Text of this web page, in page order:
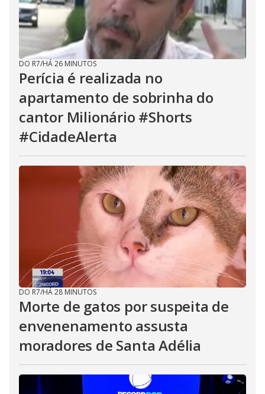
DO R7/HÁ 26 MINUTOS
Perícia é realizada no
apartamento de sobrinha do
cantor Milionário #Shorts
#CidadeAlerta
DO R7/HÁ 28 MINUTOS
Morte de gatos por suspeita de
envenenamento assusta
moradores de Santa Adélia